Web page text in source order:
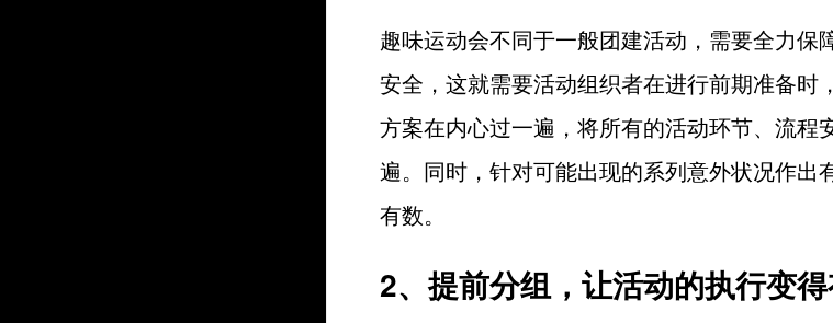
趣味运动会不同于一般团建活动，需要全力保
安全，这就需要活动组织者在进行前期准备时
方案在内心过一遍，将所有的活动环节、流程
遍。同时，针对可能出现的系列意外状况作出
有数。
2、提前分组，让活动的执行变